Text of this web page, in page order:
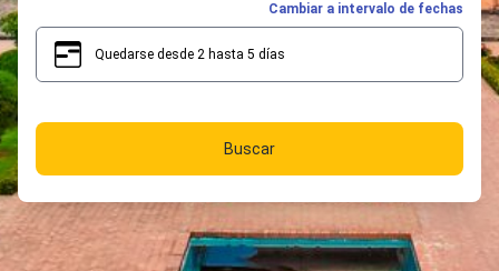
Cambiar a intervalo de fechas
Quedarse desde 2 hasta 5 días
Buscar